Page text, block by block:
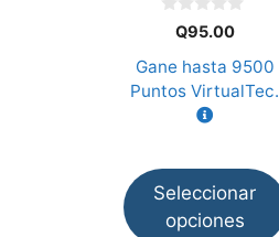
5
Q95.00
Gane hasta 9500
Puntos VirtualTec.
Seleccionar
opciones
la
página